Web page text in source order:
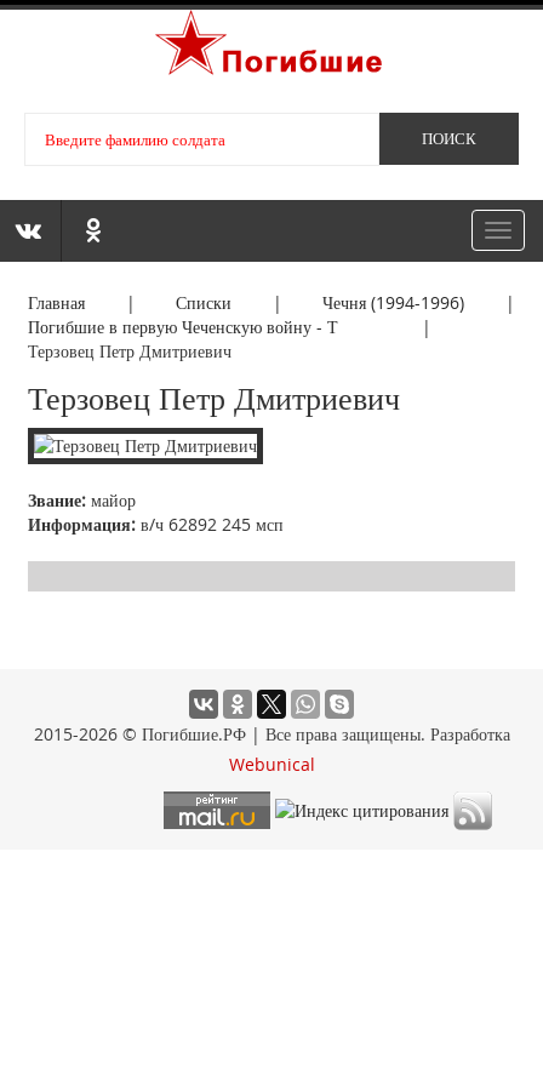
Главная |Списки |Чечня (1994-1996) |
Погибшие в первую Чеченскую войну - Т |
Терзовец Петр Дмитриевич
Терзовец Петр Дмитриевич
Звание: майор
Информация: в/ч 62892 245 мсп
2015-2026 © Погибшие.РФ | Все права защищены. Разработка
Webunical